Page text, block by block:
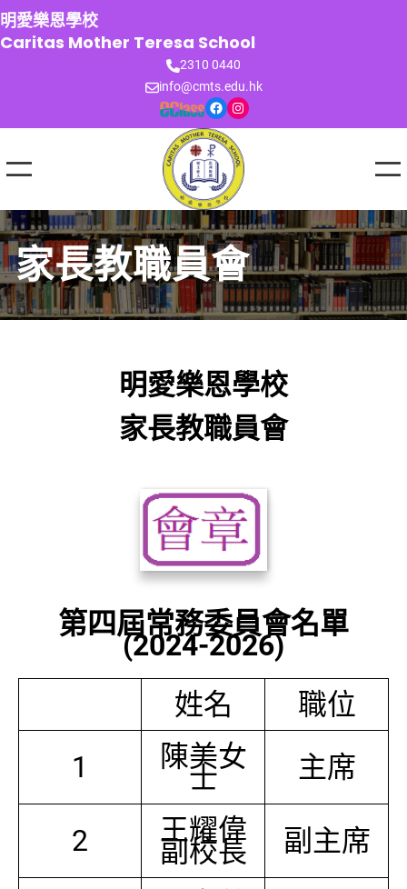
跳
至
主
明愛樂恩學校
Caritas Mother Teresa School
2310 0440
info@cmts.edu.hk
Facebook Instagram
家長教職員會
明愛樂恩學校
家長教職員會
第四屆常務委員會名單
(2024-2026)
姓名
職位
1
陳美女
士 主席
2 王耀偉
副校長 副主席